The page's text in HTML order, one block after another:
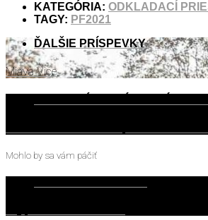
KATEGÓRIA: ODKLADACÍ
TAGY: PF2021
ĎALŠIE PRÍSPEVKY
Miava Vice
Mohlo by sa vám páčiť